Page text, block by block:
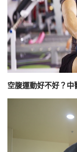
空腹運動好不好？